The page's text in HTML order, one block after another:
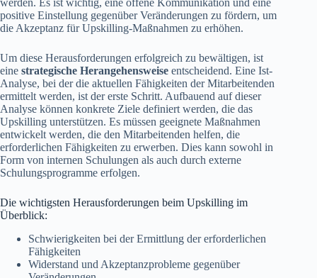
werden. Es ist wichtig, eine offene Kommunikation und eine
positive Einstellung gegenüber Veränderungen zu fördern, um
die Akzeptanz für Upskilling-Maßnahmen zu erhöhen.
Um diese Herausforderungen erfolgreich zu bewältigen, ist
eine strategische Herangehensweise entscheidend. Eine Ist-
Analyse, bei der die aktuellen Fähigkeiten der Mitarbeitenden
ermittelt werden, ist der erste Schritt. Aufbauend auf dieser
Analyse können konkrete Ziele definiert werden, die das
Upskilling unterstützen. Es müssen geeignete Maßnahmen
entwickelt werden, die den Mitarbeitenden helfen, die
erforderlichen Fähigkeiten zu erwerben. Dies kann sowohl in
Form von internen Schulungen als auch durch externe
Schulungsprogramme erfolgen.
Die wichtigsten Herausforderungen beim Upskilling im
Überblick:
Schwierigkeiten bei der Ermittlung der erforderlichen
Fähigkeiten
Widerstand und Akzeptanzprobleme gegenüber